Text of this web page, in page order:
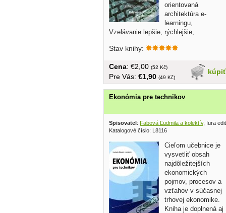
orientovaná
architektúra e-
learningu,
Vzelávanie lepšie, rýchlejšie,
Stav knihy:
kúpiť
Cena: €2,00 (52 Kč)
Pre Vás: €1,90 (49 Kč)
Ekonómia pre technikov
Spisovatel: Fabová Ľudmila a kolektív, Iura
Katalogové číslo: L8116
Cieľom učebnice je
vysvetliť obsah
najdôležitejších
ekonomických
pojmov, procesov a
vzťahov v súčasnej
trhovej ekonomike.
Kniha je doplnená aj